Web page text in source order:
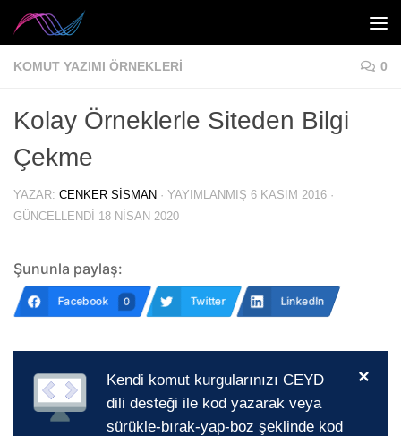
Skip to content
KOMUT YAZIMI ÖRNEKLERI 0
Kolay Örneklerle Siteden Bilgi
Çekme
YAZAR: CENKER SISMAN · YAYIMLANMIŞ 6 KASIM 2016 ·
GÜNCELLENDI 18 NISAN 2020
Şununla paylaş:
Facebook 0 Twitter LinkedIn
×
Kendi komut kurgularınızı CEYD
dili desteği ile kod yazarak veya
sürükle-bırak-yap-boz şeklinde kod